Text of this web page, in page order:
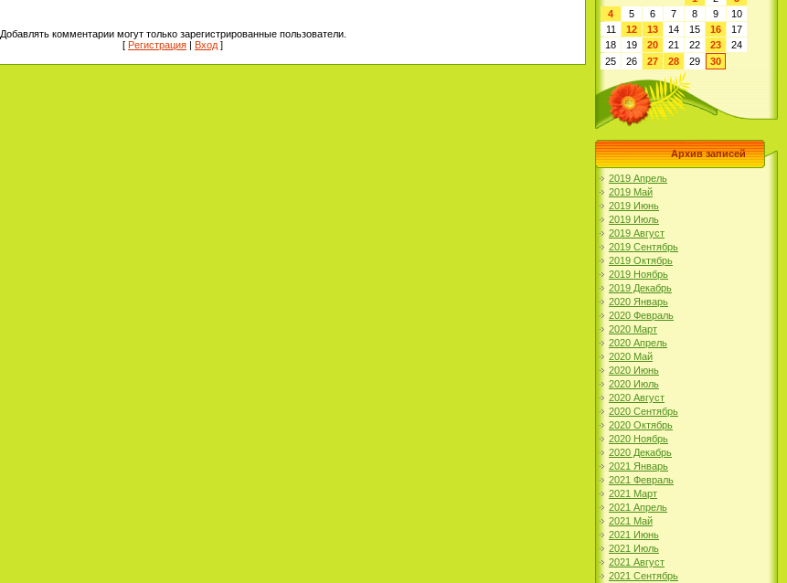
Добавлять комментарии могут только зарегистрированные пользователи.
[ Регистрация | Вход ]
4
5 6 7 8 9
10
11
12 13 14 15 16
17
18
19 20 21 22 23
24
25
26 27 28 29 30
Архив записей
2019 Апрель
2019 Май
2019 Июнь
2019 Июль
2019 Август
2019 Сентябрь
2019 Октябрь
2019 Ноябрь
2019 Декабрь
2020 Январь
2020 Февраль
2020 Март
2020 Апрель
2020 Май
2020 Июнь
2020 Июль
2020 Август
2020 Сентябрь
2020 Октябрь
2020 Ноябрь
2020 Декабрь
2021 Январь
2021 Февраль
2021 Март
2021 Апрель
2021 Май
2021 Июнь
2021 Июль
2021 Август
2021 Сентябрь